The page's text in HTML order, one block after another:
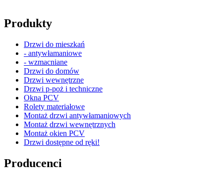
Produkty
Drzwi do mieszkań
- antywłamaniowe
- wzmacniane
Drzwi do domów
Drzwi wewnętrzne
Drzwi p-poż i techniczne
Okna PCV
Rolety materiałowe
Montaż drzwi antywłamaniowych
Montaż drzwi wewnętrznych
Montaż okien PCV
Drzwi dostępne od ręki!
Producenci